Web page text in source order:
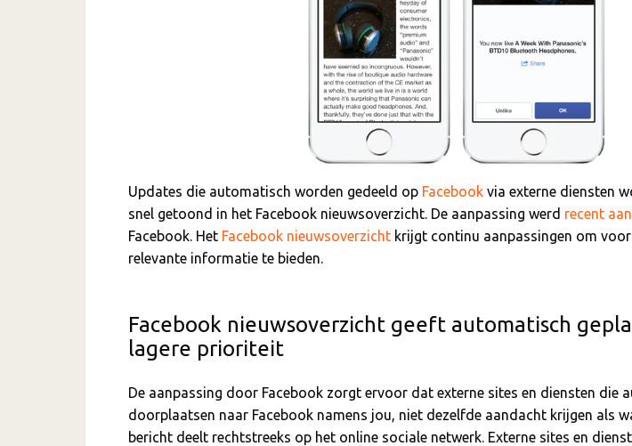
Updates die automatisch worden gedeeld op Facebook via externe diensten
snel getoond in het Facebook nieuwsoverzicht. De aanpassing werd recent
Facebook. Het Facebook nieuwsoverzicht krijgt continu aanpassingen om
relevante informatie te bieden.
Facebook nieuwsoverzicht geeft automatisch
lagere prioriteit
De aanpassing door Facebook zorgt ervoor dat externe sites en diensten die
doorplaatsen naar Facebook namens jou, niet dezelfde aandacht krijgen als
bericht deelt rechtstreeks op het online sociale netwerk. Externe sites en